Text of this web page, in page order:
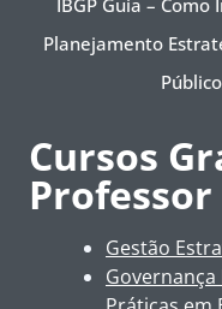
IBGP Guia –
Planejamento
Público
Cursos
Gestão
Governança